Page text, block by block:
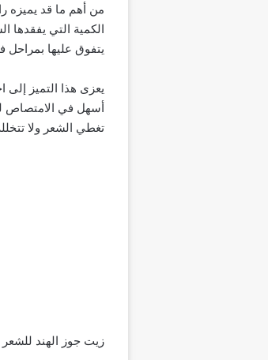
من أهم ما قد يميزه
الكمية التي يفقدها
يتفوق عليها بمراحل
يعزى هذا التميز
أسهل في الامتصاص
تغطي الشعر ولا
زيت جوز الهند للشعر